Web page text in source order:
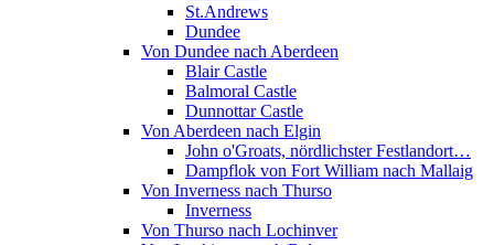
St.Andrews
Dundee
Von Dundee nach Aberdeen
Blair Castle
Balmoral Castle
Dunnottar Castle
Von Aberdeen nach Elgin
John o'Groats, nördlichster Festlandort…
Dampflok von Fort William nach Mallaig
Von Inverness nach Thurso
Inverness
Von Thurso nach Lochinver